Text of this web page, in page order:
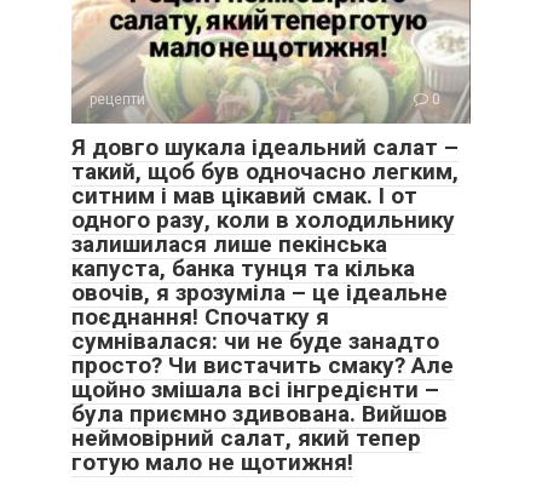
рецепти 0
Я довго шукала ідеальний салат –
такий, щоб був одночасно легким,
ситним і мав цікавий смак. І от
одного разу, коли в холодильнику
залишилася лише пекінська
капуста, банка тунця та кілька
овочів, я зрозуміла – це ідеальне
поєднання! Спочатку я
сумнівалася: чи не буде занадто
просто? Чи вистачить смаку? Але
щойно змішала всі інгредієнти –
була приємно здивована. Вийшов
неймовірний салат, який тепер
готую мало не щотижня!